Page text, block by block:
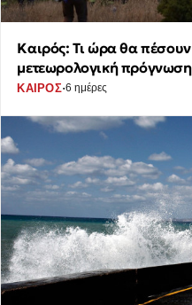
Καιρός: Τι ώρα θα πέσουν
μετεωρολογική πρόγνωση
ΚΑΙΡΟΣ·6 ημέρες